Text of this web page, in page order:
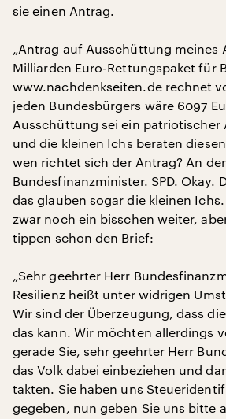
sie einen Antrag.
„Antrag auf Ausschüttung meines
Milliarden Euro-Rettungspaket für
www.nachdenkseiten.de rechnet
jeden Bundesbürgers wäre 6097
Ausschüttung sei ein patriotischer
und die kleinen Ichs beraten
wen richtet sich der Antrag? An
Bundesfinanzminister. SPD. Okay.
das glauben sogar die kleinen
zwar noch ein bisschen weiter,
tippen schon den Brief:
„Sehr geehrter Herr
Resilienz heißt unter widrigen
Wir sind der Überzeugung, dass
das kann. Wir möchten allerdings
gerade Sie, sehr geehrter Herr
das Volk dabei einbeziehen und
takten. Sie haben uns
gegeben, nun geben Sie uns bitte